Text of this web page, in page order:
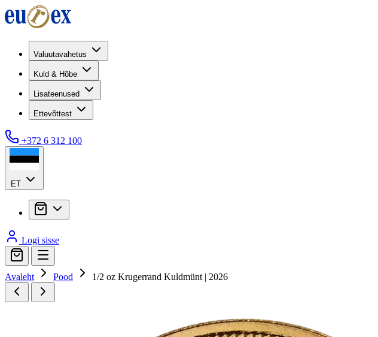
Valuutavahetus
Kuld & Hõbe
Lisateenused
Ettevõttest
+372 6 312 100
ET
Logi sisse
Avaleht Pood 1/2 oz Krugerrand Kuldmünt | 2026